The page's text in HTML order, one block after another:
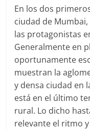
En los dos
ciudad de
las protagonistas
Generalmente en
oportunamente
muestran la
y densa ciudad en
está en el último
rural. Lo dicho
relevante el ritmo